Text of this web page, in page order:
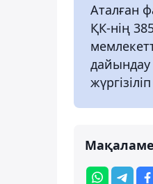
Аталған
ҚК-нің